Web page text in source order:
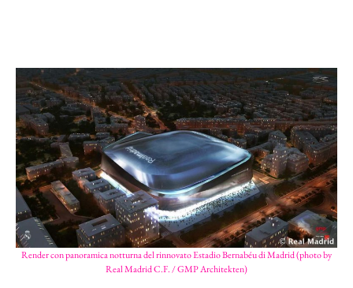
Render con panoramica notturna del rinnovato Estadio Bernabéu di Madrid (photo by
Real Madrid C.F. / GMP Architekten)